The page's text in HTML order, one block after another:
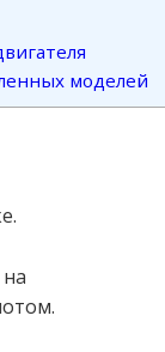
моделей